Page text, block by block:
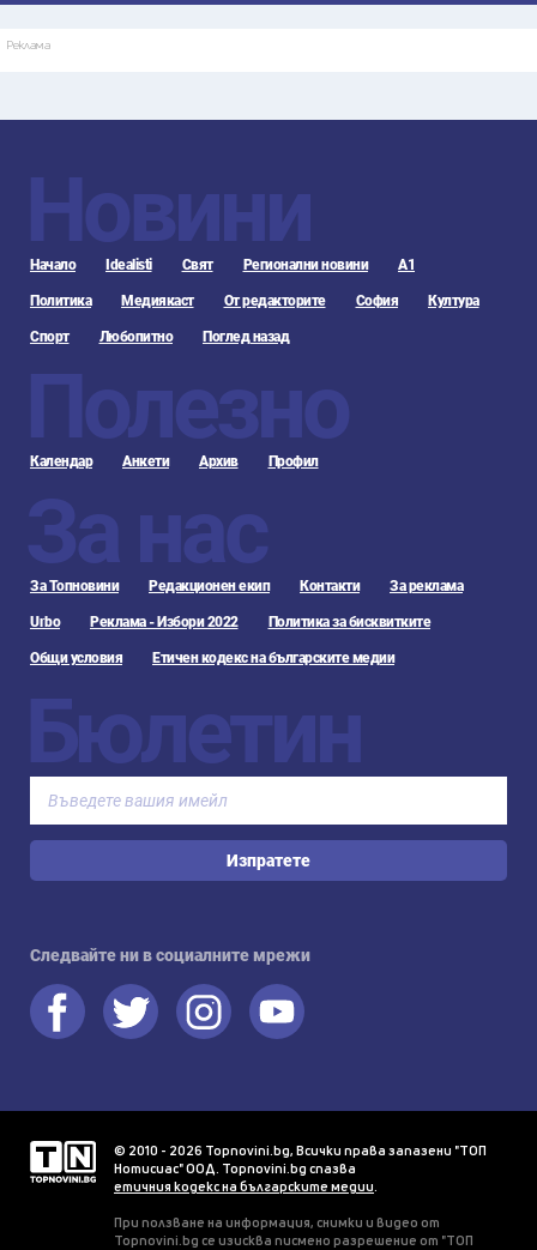
Реклама
Новини
Начало Idealisti Свят Регионални новини А1
Политика Медиякаст От редакторите София Култура
Спорт Любопитно Поглед назад
Полезно
Календар Анкети Архив Профил
За нас
За Топновини Редакционен екип Контакти За реклама
Urbo Реклама - Избори 2022 Политика за бисквитките
Общи условия Етичен кодекс на българските медии
Бюлетин
Изпратете
Следвайте ни в социалните мрежи
© 2010 - 2026 Topnovini.bg, Всички права запазени "ТОП
Нотисиас" ООД. Topnovini.bg спазва
етичния кодекс на българските медии
При ползване на информация, снимки и видео от
Topnovini.bg се изисква писмено разрешение от "ТОП